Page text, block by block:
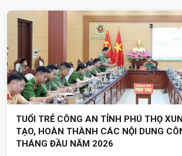
TUỔI TRẺ CÔNG AN TỈNH PHÚ THỌ
TẠO, HOÀN THÀNH CÁC NỘI DUNG
THÁNG ĐẦU NĂM 2026